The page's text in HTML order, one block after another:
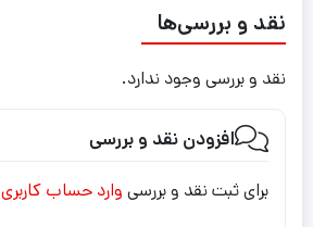
نقد و بررسی‌ها
نقد و بررسی وجود ندارد.
افزودن نقد و بررسی
برای ثبت نقد و بررسی وارد حساب کاربری